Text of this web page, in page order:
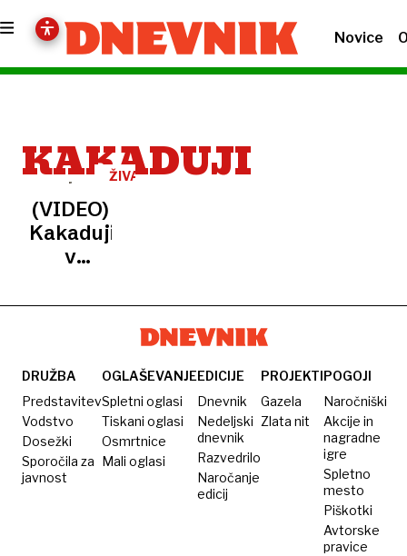
Novice
KAKADUJI
ŽIVALSKI
(VIDEO)
Kakaduji
v
razvili
pitja
DRUŽBA
Predstavitev
Vodstvo
Dosežki
Sporočila za
javnost
OGLAŠEVANJE
Spletni oglasi
Tiskani oglasi
Osmrtnice
Mali oglasi
EDICIJE
Dnevnik
Nedeljski
dnevnik
Razvedrilo
Naročanje
edicij
PROJEKTI
Gazela
Zlata nit
POGOJI
Naročniški
Akcije in
nagradne
igre
Spletno
mesto
Piškotki
Avtorske
pravice